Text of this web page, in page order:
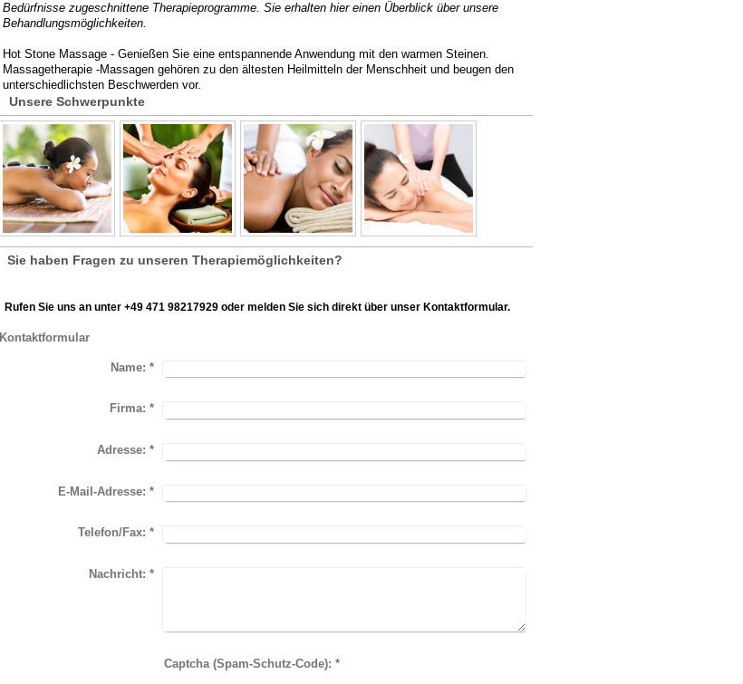
Bedürfnisse zugeschnittene Therapieprogramme. Sie erhalten hier einen Überblick über unsere
Behandlungsmöglichkeiten.
Hot Stone Massage - Genießen Sie eine entspannende Anwendung mit den warmen Steinen.
Massagetherapie -Massagen gehören zu den ältesten Heilmitteln der Menschheit und beugen den
unterschiedlichsten Beschwerden vor.
Unsere Schwerpunkte
Sie haben Fragen zu unseren Therapiemöglichkeiten?
Rufen Sie uns an unter +49 471 98217929oder melden Sie sich direkt über unser Kontaktformular.
Kontaktformular
Name: *
Firma: *
Adresse: *
E-Mail-Adresse: *
Telefon/Fax: *
Nachricht: *
Captcha (Spam-Schutz-Code): *